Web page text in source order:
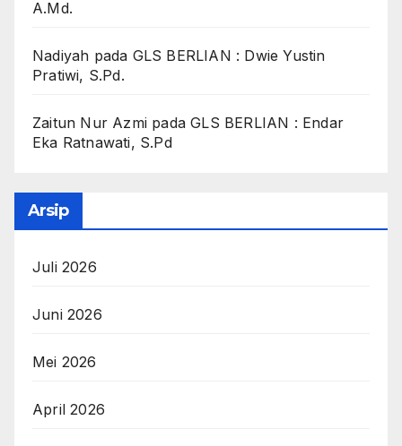
A.Md.
Nadiyah pada GLS BERLIAN : Dwie Yustin
Pratiwi, S.Pd.
Zaitun Nur Azmi padaGLS BERLIAN : Endar
Eka Ratnawati, S.Pd
Arsip
Juli 2026
Juni 2026
Mei 2026
April 2026